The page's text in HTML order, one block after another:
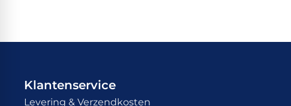
Klantenservice
Levering & Verzendkosten